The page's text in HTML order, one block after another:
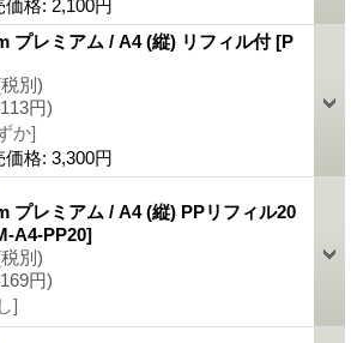
価格: 2,100円
プレミアム / A4 (縦) リフィル付[P
別)
円)
か]
価格: 3,300円
プレミアム / A4 (縦) PPリフィル20
A4-PP20]
別)
円)
]